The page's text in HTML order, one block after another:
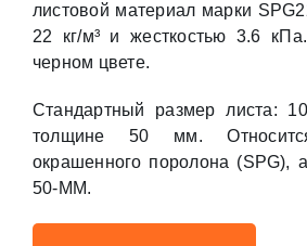
листовой материал марки
22 кг/м³ и жесткостью 3.6
черном цвете.
Стандартный размер листа:
толщине 50 мм.
окрашенного поролона (SPG),
50-MM.